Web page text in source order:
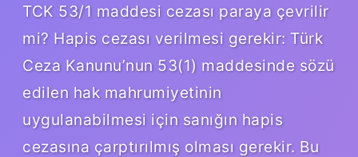
TCK 53/1 maddesi cezası paraya çevrilir
mi? Hapis cezası verilmesi gerekir: Türk
Ceza Kanunu’nun 53(1) maddesinde sözü
edilen hak mahrumiyetinin
uygulanabilmesi için sanığın hapis
cezasına çarptırılmış olması gerekir. Bu